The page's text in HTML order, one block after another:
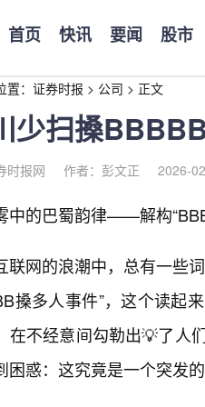
首页 快讯 要闻 股市
： 证券时报 > 公司 > 正文
少扫搡
时报网 作者：彭文正 2026-
中的巴蜀韵律——解构
联网的浪潮中，总有一些
搡多人事件”，这个读起
在不经意间勾勒出💡了人
困惑：这究竟是一个突发